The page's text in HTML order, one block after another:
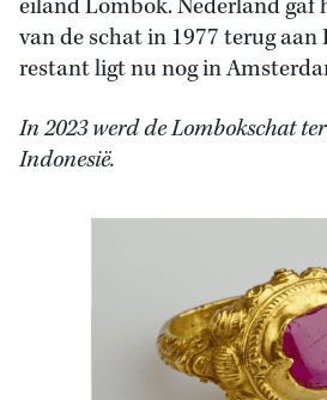
eiland Lombok. Nederland gaf
van de schat in 1977 terug aan
restant ligt nu nog in
In 2023 werd de Lombokschat
Indonesië.